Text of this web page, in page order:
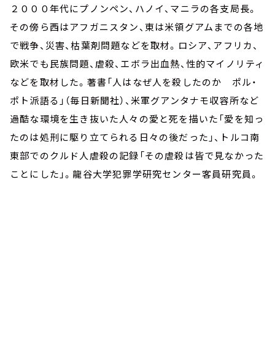
２０００年代にプノンペン、ハノイ、マニラの各支局長。
その傍ら西はアフガニスタン、東は米領グアムまでの各地
で戦争、災害、枯葉剤問題などを取材。ロシア、アフリカ、
欧米でも民族問題、虐殺、エボラ出血熱、性的マイノリティ
などを取材した。著書「人はなぜ人を殺したのか ポル・
ポト派語る」（毎日新聞社）、米軍グアンタナモ収容所など
過酷な環境を生き抜いた人々の愛と死を描いた「愛を知っ
たのは処刑に駆り立てられる日々の後だった」、トルコ南
東部でのクルド人虐殺の記録「その虐殺は皆で見なかった
ことにした」。龍谷大学犯罪学研究センター客員研究員。